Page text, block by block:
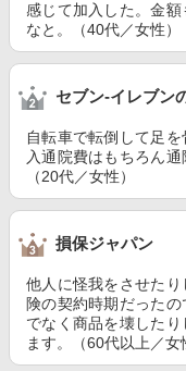
感じて加入した。金
なと。（40代／女性）
セブン‐イレブン
自転車で転倒して足を
入通院費はもちろん
（20代／女性）
損保ジャパン
他人に怪我をさせた
険の契約時期だった
でなく商品を壊した
ます。（60代以上／女